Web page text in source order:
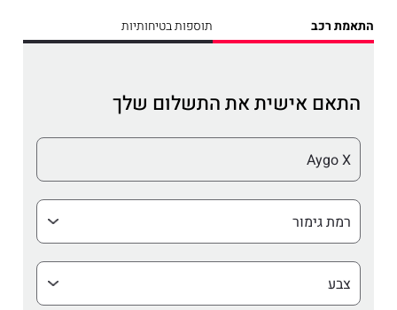
התאמת רכב תוספות בטיחותיות
התאם אישית את התשלום שלך
דגם
Aygo X
רמת
גימור
צבע